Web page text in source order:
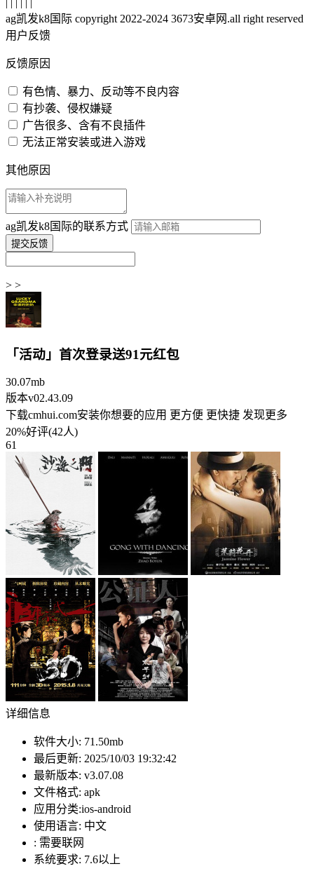
ag凯发k8国际 copyright 2022-2024 3673安卓网.all right reserved
用户反馈
反馈原因
有色情、暴力、反动等不良内容
有抄袭、侵权嫌疑
广告很多、含有不良插件
无法正常安装或进入游戏
其他原因
ag凯发k8国际的联系方式
> >
「活动」首次登录送91元红包
30.07mb
版本v02.43.09
下载cmhui.com安装你想要的应用 更方便 更快捷 发现更多
20%好评(42人)
61
详细信息
软件大小: 71.50mb
最后更新: 2025/10/03 19:32:42
最新版本: v3.07.08
文件格式: apk
应用分类:ios-android
使用语言: 中文
: 需要联网
系统要求: 7.6以上